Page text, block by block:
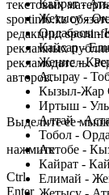
Кайрат -
Жетысу -
Ордабасы -
Кайсар -
Женис -
Атырау -
Кызыл-Жар
Иртыш -
Алтай -
Тобол -
Актобе -
Кайрат -
Елимай -
текстовых
sportinfo.kz
редакции:
рекламных
рекламодатель.
авторов.
Заметили ошибку
Выделите ее
нажмите
Ctrl
Enter